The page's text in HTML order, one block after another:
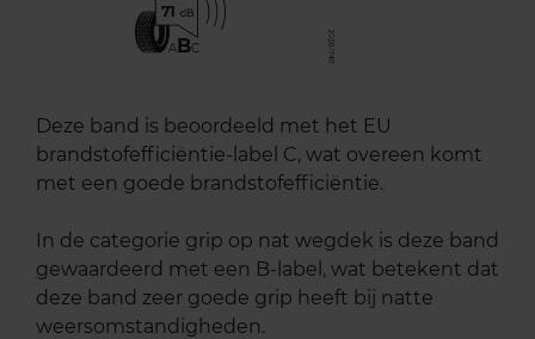
71
ABC
Deze band is beoordeeld met het EU
brandstofefficiëntie-label C, wat overeen komt
met een goede brandstofefficiëntie.
In de categorie grip op nat wegdek is deze band
gewaardeerd met een B-label, wat betekent dat
deze band zeer goede grip heeft bij natte
weersomstandigheden.